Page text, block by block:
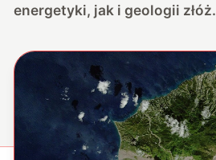
energetyki, jak i geologii złóż.